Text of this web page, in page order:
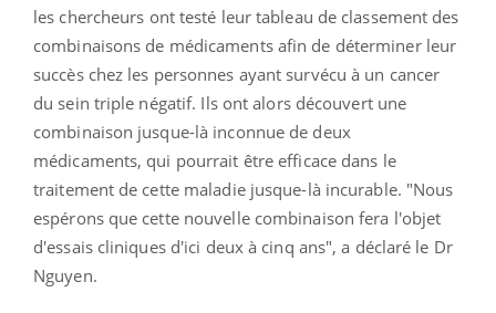
les chercheurs ont testé leur tableau de classement des
combinaisons de médicaments afin de déterminer leur
succès chez les personnes ayant survécu à un cancer
du sein triple négatif. Ils ont alors découvert une
combinaison jusque-là inconnue de deux
médicaments, qui pourrait être efficace dans le
traitement de cette maladie jusque-là incurable. "Nous
espérons que cette nouvelle combinaison fera l'objet
d'essais cliniques d'ici deux à cinq ans", a déclaré le Dr
Nguyen.